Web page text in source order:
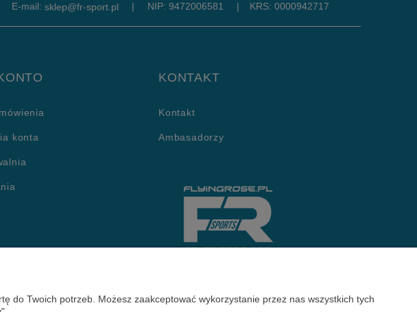
E-mail: sklep@fr-sport.pl | NIP: 9472006581 | KRS: 0000942717
konta
KONTAKT
Kontakt
Ambasadorzy
do Twoich potrzeb. Możesz zaakceptować wykorzystanie przez nas wszystkich tych